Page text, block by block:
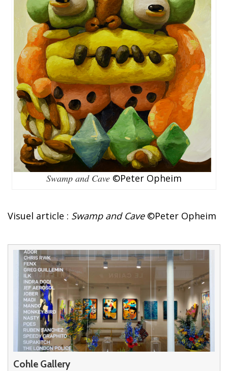
Swamp and Cave©Peter Opheim
Visuel article : Swamp and Cave ©Peter Opheim
Cohle Gallery